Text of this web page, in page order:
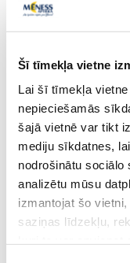
Šī tīmekļa vietne
Lai šī tīmekļa
nepieciešamās
šajā vietnē var tikt
mediju sīkdatnes,
nodrošinātu
analizētu mūsu
izmantojat šo
saziņas līdzekļu,
FREEDOM Soft
3.42 € 4.89 €
Standarta cena: 4.89 €
Page 1 of 10
Saules